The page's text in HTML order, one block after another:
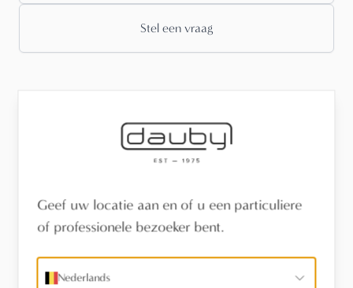
Stel een vraag
Technische informatie
Geef uw locatie aan en of u een particuliere
of professionele bezoeker bent.
Nederlands